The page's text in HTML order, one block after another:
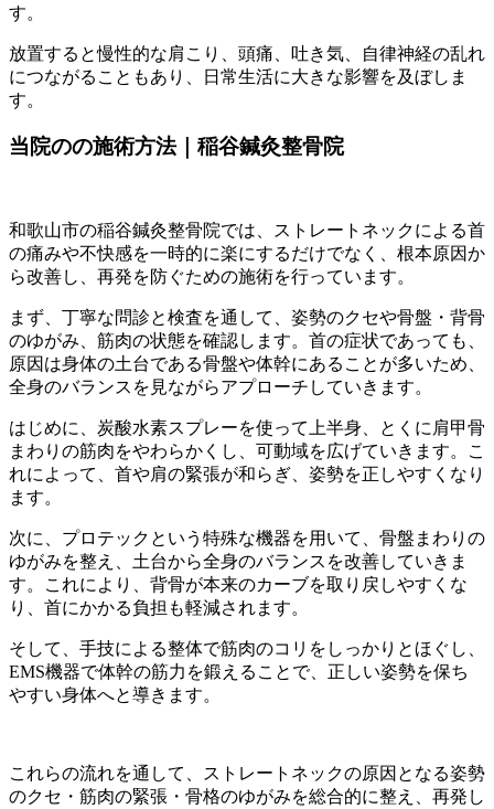
す。
放置すると慢性的な肩こり、頭痛、吐き気、自律神経の乱れ
につながることもあり、日常生活に大きな影響を及ぼしま
す。
当院のの施術方法｜稲谷鍼灸整骨院
和歌山市の稲谷鍼灸整骨院では、ストレートネックによる首
の痛みや不快感を一時的に楽にするだけでなく、根本原因か
ら改善し、再発を防ぐための施術を行っています。
まず、丁寧な問診と検査を通して、姿勢のクセや骨盤・背骨
のゆがみ、筋肉の状態を確認します。首の症状であっても、
原因は身体の土台である骨盤や体幹にあることが多いため、
全身のバランスを見ながらアプローチしていきます。
はじめに、炭酸水素スプレーを使って上半身、とくに肩甲骨
まわりの筋肉をやわらかくし、可動域を広げていきます。こ
れによって、首や肩の緊張が和らぎ、姿勢を正しやすくなり
ます。
次に、プロテックという特殊な機器を用いて、骨盤まわりの
ゆがみを整え、土台から全身のバランスを改善していきま
す。これにより、背骨が本来のカーブを取り戻しやすくな
り、首にかかる負担も軽減されます。
そして、手技による整体で筋肉のコリをしっかりとほぐし、
EMS機器で体幹の筋力を鍛えることで、正しい姿勢を保ち
やすい身体へと導きます。
これらの流れを通して、ストレートネックの原因となる姿勢
のクセ・筋肉の緊張・骨格のゆがみを総合的に整え、再発し